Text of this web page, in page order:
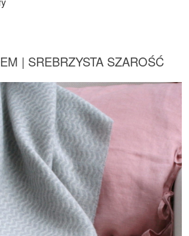
| SREBRZYSTA SZAROŚĆ